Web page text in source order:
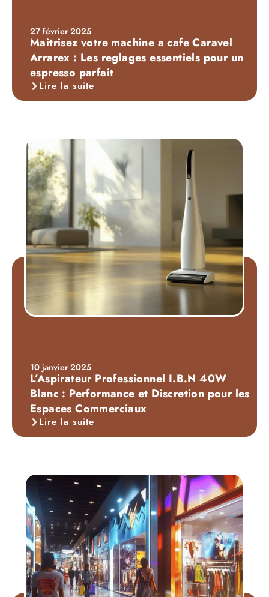
27 février 2025
Maitrisez votre machine a cafe Caravel
Arrarex : Les reglages essentiels pour un
espresso parfait
Lire la suite
10 janvier 2025
L’Aspirateur Professionnel I.B.N 40W
Blanc : Performance et Discretion pour les
Espaces Commerciaux
Lire la suite